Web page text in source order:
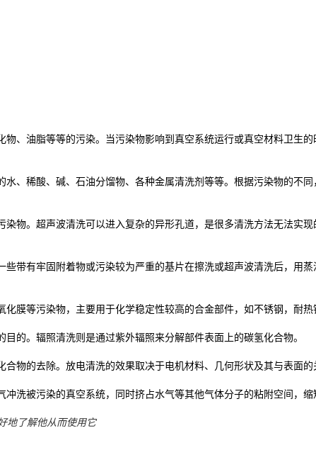
、油脂等等的污染。当污染物影响到真空系统运行或真空材料卫生
、稀酸、碱、石油分馏物、各种金属清洗剂等等。根据污染物的不
物。超声波清洗可以进入复杂的异形孔道，是很多清洗方法无法实
带有牢固附着物或污染较为严重的基片在擦洗或超声波清洗后，用
膜等污染物，主要用于化学稳定性较高的合金部件，如不锈钢，耐热
的。辐照清洗则是通过紫外辐照来分解部件表面上的碳氢化合物。
物的去除。放电清洗的效果取决于电机材料、几何形状及其与表面的
洗被污染的真空系统，同时挤占水气等其他气体分子的粘附空间，缩
地了解他从而使用它